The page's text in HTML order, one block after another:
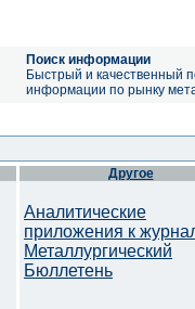
Поиск информации
Быстрый и качественный
информации по рынку
Другое
Аналитические
приложения к
Металлургический
Бюллетень